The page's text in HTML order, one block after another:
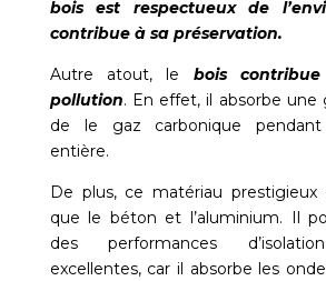
bois est respectueux de
contribue à sa préservation.
Autre atout, le bois
pollution. En effet, il absorbe une
de le gaz carbonique pendant
entière.
De plus, ce matériau prestigieux
que le béton et l’aluminium. Il
des performances
excellentes, car il absorbe les